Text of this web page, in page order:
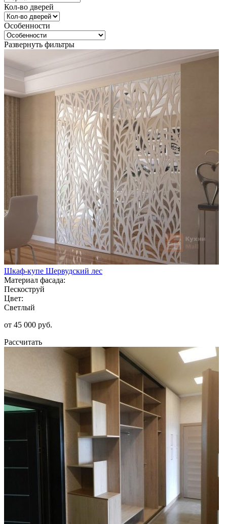
Кол-во дверей
Особенности
Развернуть фильтры
Шкаф-купе Шервудский лес
Материал фасада:
Пескоструй
Цвет:
Светлый
от 45 000 руб.
Рассчитать